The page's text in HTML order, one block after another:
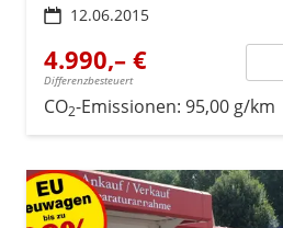
12.06.2015
4.990,– €
Differenzbesteuert
CO2-Emissionen: 95,00 g/km